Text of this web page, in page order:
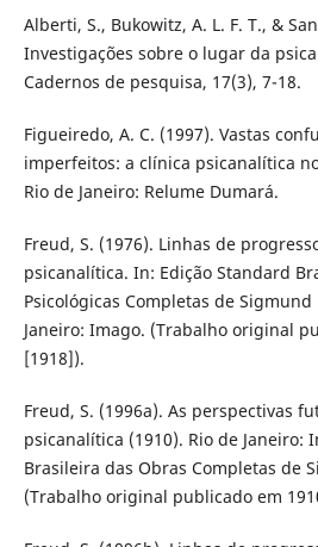
Alberti, S., Bukowitz, A. L. F. T., &
Investigações sobre o lugar da
Cadernos de pesquisa, 17(3), 7-18.
Figueiredo, A. C. (1997). Vastas
imperfeitos: a clínica psicanalítica
Rio de Janeiro: Relume Dumará.
Freud, S. (1976). Linhas de
psicanalítica. In: Edição Standard
Psicológicas Completas de Sigmund
Janeiro: Imago. (Trabalho original
[1918]).
Freud, S. (1996a). As perspectivas
psicanalítica (1910). Rio de Janeiro:
Brasileira das Obras Completas de
(Trabalho original publicado em